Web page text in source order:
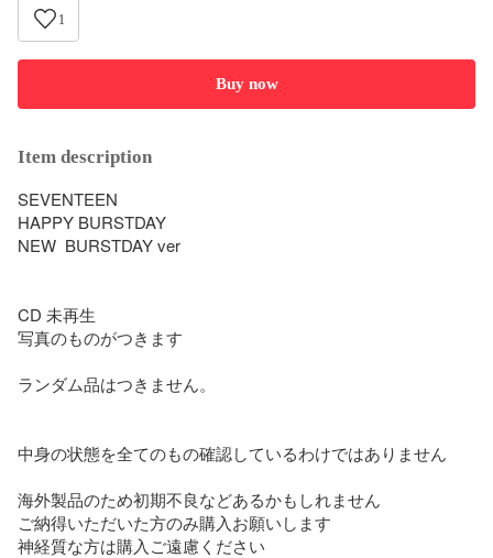
1
Buy now
Item description
SEVENTEEN
HAPPY BURSTDAY
NEW  BURSTDAY ver
CD 未再生
写真のものがつきます
ランダム品はつきません。
中身の状態を全てのもの確認しているわけではありません
海外製品のため初期不良などあるかもしれません
ご納得いただいた方のみ購入お願いします
神経質な方は購入ご遠慮ください